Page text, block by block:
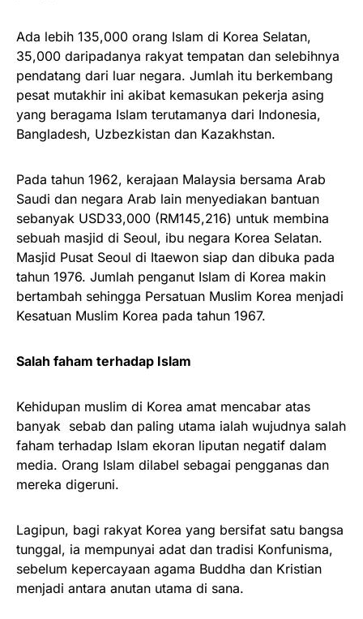
Ada lebih 135,000 orang Islam di Korea Selatan,
35,000 daripadanya rakyat tempatan dan selebihnya
pendatang dari luar negara. Jumlah itu berkembang
pesat mutakhir ini akibat kemasukan pekerja asing
yang beragama Islam terutamanya dari Indonesia,
Bangladesh, Uzbezkistan dan Kazakhstan.
Pada tahun 1962, kerajaan Malaysia bersama Arab
Saudi dan negara Arab lain menyediakan bantuan
sebanyak USD33,000 (RM145,216) untuk membina
sebuah masjid di Seoul, ibu negara Korea Selatan.
Masjid Pusat Seoul di Itaewon siap dan dibuka pada
tahun 1976. Jumlah penganut Islam di Korea makin
bertambah sehingga Persatuan Muslim Korea menjadi
Kesatuan Muslim Korea pada tahun 1967.
Salah faham terhadap Islam
Kehidupan muslim di Korea amat mencabar atas
banyak sebab dan paling utama ialah wujudnya salah
faham terhadap Islam ekoran liputan negatif dalam
media. Orang Islam dilabel sebagai pengganas dan
mereka digeruni.
Lagipun, bagi rakyat Korea yang bersifat satu bangsa
tunggal, ia mempunyai adat dan tradisi Konfunisma,
sebelum kepercayaan agama Buddha dan Kristian
menjadi antara anutan utama di sana.